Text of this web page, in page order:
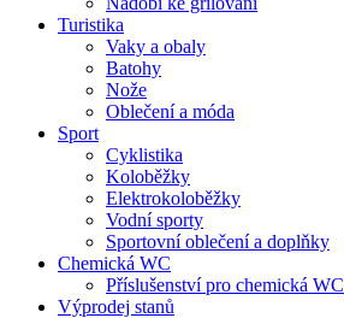
Turistika
Vaky a obaly
Batohy
Nože
Oblečení a móda
Sport
Cyklistika
Koloběžky
Elektrokoloběžky
Vodní sporty
Sportovní oblečení a doplňky
Chemická WC
Příslušenství pro chemická WC
Výprodej stanů